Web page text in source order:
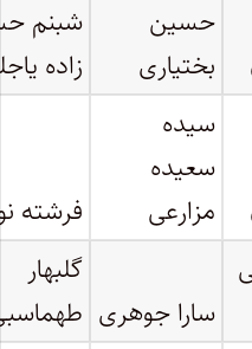
حسین
بختیاری
شبنم
زاده
سیده
سعیده
مزارعی
فرشته
سارا جوهری
گلبهار